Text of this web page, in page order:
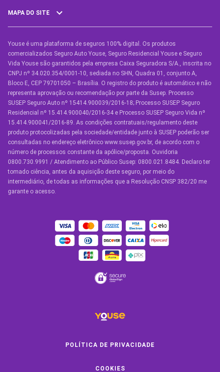
MAPA DO SITE
SEGUROS
Seguro Auto
Seguro Auto para Terceiros
Seguro por Marcas de Carro
Seguro Residencial
Seguro de Vida
Manual de Assistências
Condições Gerais
OUTROS SERVIÇOS
Youse é uma plataforma de seguros 100% digital. Os produtos
comercializados Seguro Auto Youse, Seguro Residencial Youse e Seguro
Vida Youse são garantidos pela empresa Caixa Seguradora S/A., inscrita no
CNPJ nº 34.020.354/0001-10, sediada no SHN, Quadra 01, conjunto A,
Bloco E, CEP 79701050 – Brasília. O registro do produto é automático e não
representa aprovação ou recomendação por parte da Susep. Processo
SUSEP Seguro Auto nº 15414.900039/2016-18; Processo SUSEP Seguro
Residencial nº 15.414.900040/2016-34 e Processo SUSEP Seguro Vida nº
15.414.900041/2016-89. As condições contratuais/regulamento deste
produto protocolizadas pela sociedade/entidade junto à SUSEP poderão ser
consultadas no endereço eletrônico www.susep.gov.br, de acordo com o
número de processos constante da apólice/proposta. Ouvidoria
0800.730.9991 / Atendimento ao Público Susep: 0800.021.8484. Declaro ter
tomado ciência, antes da aquisição deste seguro, por meio do
intermediário, de todas as informações que a Resolução CNSP 382/20 me
garante o acesso.
POLÍTICA DE PRIVACIDADE
COOKIES